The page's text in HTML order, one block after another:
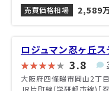
売買価格相場
2,589
ロジュマン忍ヶ丘
3.8
大阪府四條畷市岡山2丁
JR片町線(学研都市線)「